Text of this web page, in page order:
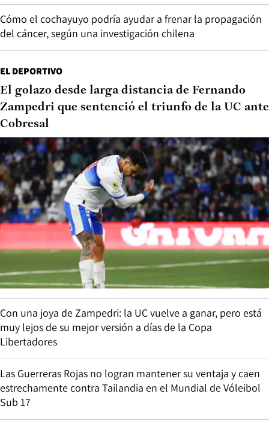
Cómo el cochayuyo podría ayudar a frenar la propagación
del cáncer, según una investigación chilena
EL DEPORTIVO
El golazo desde larga distancia de Fernando
Zampedri que sentenció el triunfo de la UC ante
Cobresal
Con una joya de Zampedri: la UC vuelve a ganar, pero está
muy lejos de su mejor versión a días de la Copa
Libertadores
Las Guerreras Rojas no logran mantener su ventaja y caen
estrechamente contra Tailandia en el Mundial de Vóleibol
Sub 17